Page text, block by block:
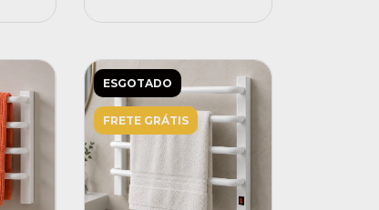
ESGOTADO
FRETE GRÁTIS